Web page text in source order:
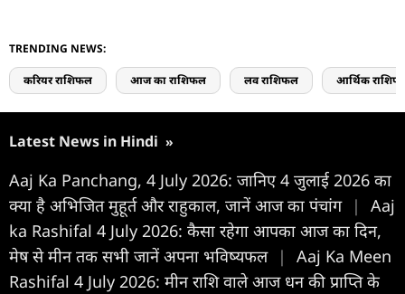
TRENDING NEWS:
करियर राशिफल आज का राशिफल लव राशिफल आर्थिक
Latest News in Hindi »
Aaj Ka Panchang, 4 July 2026: जानिए 4 जुलाई 2026 का
क्या है अभिजित मुहूर्त और राहुकाल, जानें आज का पंचांग |
Aaj
ka Rashifal 4 July 2026: कैसा रहेगा आपका आज का द‍िन,
मेष से मीन तक सभी जानें अपना भविष्यफल |
Aaj Ka Meen
Rashifal 4 July 2026: मीन राशि वाले आज धन की प्राप्ति के